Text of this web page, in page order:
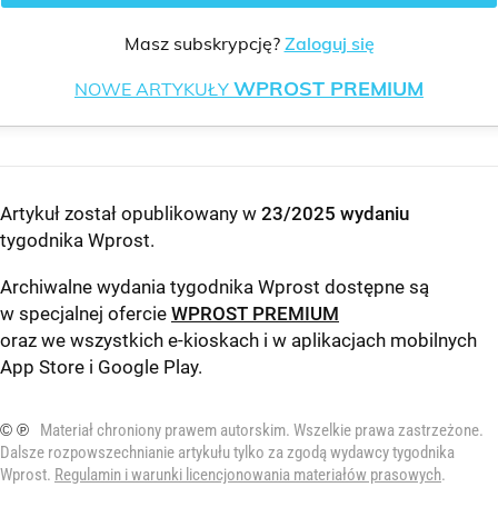
Masz subskrypcję? Zaloguj się
NOWE ARTYKUŁY WPROST PREMIUM
Artykuł został opublikowany w 23/2025 wydaniu
tygodnika Wprost.
Archiwalne wydania tygodnika Wprost dostępne są
w specjalnej ofercie WPROST PREMIUM
oraz we wszystkich e-kioskach i w aplikacjach mobilnych
App Store i Google Play.
© ℗
Materiał chroniony prawem autorskim. Wszelkie prawa zastrzeżone.
Dalsze rozpowszechnianie artykułu tylko za zgodą wydawcy tygodnika
Wprost. Regulamin i warunki licencjonowania materiałów prasowych.